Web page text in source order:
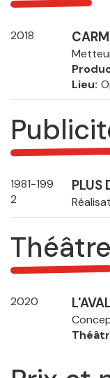
2018
Lieu
1981-199
2
PLUS
Théâtre
2020